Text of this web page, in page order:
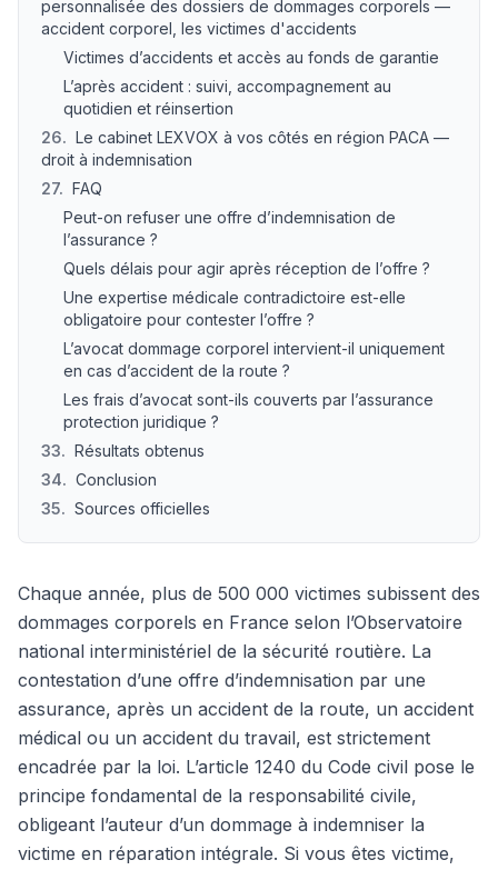
personnalisée des dossiers de dommages corporels —
accident corporel, les victimes d'accidents
Victimes d’accidents et accès au fonds de garantie
L’après accident : suivi, accompagnement au
quotidien et réinsertion
26. Le cabinet LEXVOX à vos côtés en région PACA —
droit à indemnisation
27. FAQ
Peut-on refuser une offre d’indemnisation de
l’assurance ?
Quels délais pour agir après réception de l’offre ?
Une expertise médicale contradictoire est-elle
obligatoire pour contester l’offre ?
L’avocat dommage corporel intervient-il uniquement
en cas d’accident de la route ?
Les frais d’avocat sont-ils couverts par l’assurance
protection juridique ?
33. Résultats obtenus
34. Conclusion
35. Sources officielles
Chaque année, plus de 500 000 victimes subissent des
dommages corporels en France selon l’Observatoire
national interministériel de la sécurité routière. La
contestation d’une offre d’indemnisation par une
assurance, après un accident de la route, un accident
médical ou un accident du travail, est strictement
encadrée par la loi. L’article 1240 du Code civil pose le
principe fondamental de la responsabilité civile,
obligeant l’auteur d’un dommage à indemniser la
victime en réparation intégrale. Si vous êtes victime,